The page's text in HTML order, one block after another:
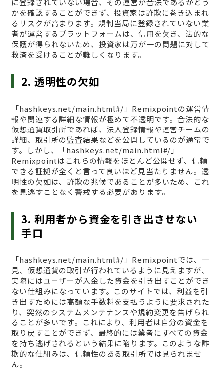
に登録されていない場合、その運営が合法であるかどう
かを確認することができず、投資家は詐欺に巻き込まれ
るリスクが高まります。規制当局に登録されていない業
者が運営するプラットフォームは、信用を欠き、法的な
保護が得られないため、投資家は万が一の問題に対して
救済を受けることが難しくなります。
2. 透明性の欠如
「hashkeys.net/main.html#/」Remixpointの運営情
報や関連する詳細な情報が極めて不透明です。合法的な
仮想通貨取引所であれば、法人登録情報や運営チームの
詳細、取引所の監査結果などを公開しているのが通常で
す。しかし、「hashkeys.net/main.html#/」
Remixpointはこれらの情報をほとんど公開せず、信頼
できる証拠が全くと言って良いほど見当たりません。透
明性の欠如は、詐欺の兆候であることが多いため、これ
を見逃すことなく警戒する必要があります。
3. 利用者から資金を引き出させない
手口
「hashkeys.net/main.html#/」Remixpointでは、一
見、仮想通貨の取引が行われているように見えますが、
実際にはユーザーが入金した資金を引き出すことができ
ない仕組みになっています。このサイトでは、利益を引
き出すためには高額な手数料を支払うように要求された
り、突然のシステムメンテナンスや規約変更を告げられ
ることが多いです。これにより、利用者は自分の資金を
取り戻すことができず、最終的には業者にすべての資金
を持ち逃げされるという結果に陥ります。このような詐
欺的な仕組みは、信頼性のある取引所では見られませ
ん。